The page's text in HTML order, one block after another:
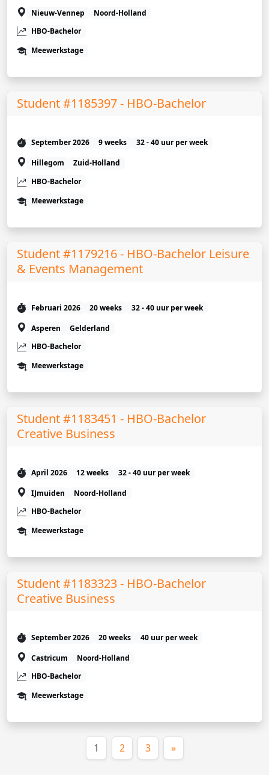
Nieuw-Vennep
Noord-Holland
HBO-Bachelor
Meewerkstage
Student #1185397 - HBO-Bachelor
September 2026 9 weeks
32 - 40 uur per week
Hillegom
Zuid-Holland
HBO-Bachelor
Meewerkstage
Student #1179216 - HBO-Bachelor Leisure
& Events Management
Februari 2026 20 weeks
32 - 40 uur per week
Asperen
Gelderland
HBO-Bachelor
Meewerkstage
Student #1183451 - HBO-Bachelor
Creative Business
April 2026 12 weeks
32 - 40 uur per week
IJmuiden
Noord-Holland
HBO-Bachelor
Meewerkstage
Student #1183323 - HBO-Bachelor
Creative Business
September 2026 20 weeks
40 uur per week
Castricum
Noord-Holland
HBO-Bachelor
Meewerkstage
1 (huidige)
2 3 »